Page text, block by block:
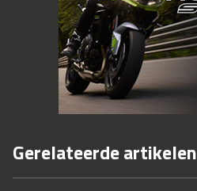
Gerelateerde artikelen